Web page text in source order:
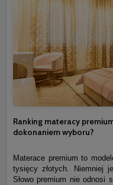
Ranking materacy
dokonaniem wyboru?
Materace premium to
tysięcy złotych. Niemniej
Słowo premium nie odnosi